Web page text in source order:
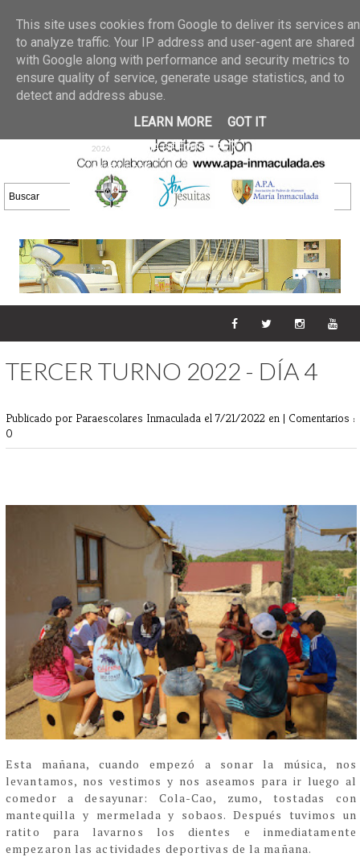
02 jun 2026
GALERIA DE FOTOS
30/05/2026
25 may 2026
GALERIA
DE FOTOS 23/05/2026
20 may
2026
GALERIA DE FOTOS
16/05/2026
DE FOTOS 09/05/2026
28 abr
2026
GALERIA DE FOTOS 25 Y
26/04/2026
TERCER TURNO 2022 - DÍA 4
Publicado por Paraescolares Inmaculada el 7/21/2022 en | Comentarios :
0
Esta mañana, cuando empezó a sonar la música, nos
levantamos, nos vestimos y nos aseamos para ir luego al
comedor a desayunar: Cola-Cao, zumo, tostadas con
mantequilla y mermelada y sobaos. Después tuvimos un
ratito para lavarnos los dientes e inmediatamente
empezaron las actividades deportivas de la mañana.
This site uses cookies from Google to deliver its services
to analyze traffic. Your IP address and user-agent are shared
with Google along with performance and security metrics to
ensure quality of service, generate usage statistics, and to
detect and address abuse.
LEARN MORE
GOT IT